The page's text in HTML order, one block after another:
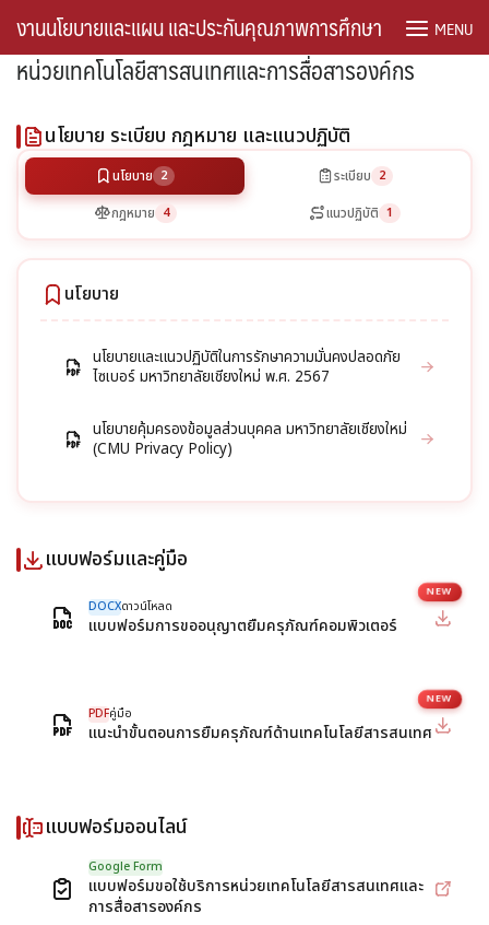
content
register
คู่มือ/เกณฑ์/ระเบียบ
ติดต่อเรา
บุคคลากร
หน่วยเทคโนโลยีสารสนเทศและการสื่อสารองค์กร
แผน
แผนยุทธศาสตร์
โครงสร้าง
งานนโยบายและแผน และประกันคุณภาพการศึกษา MENU
หน่วยเทคโนโลยีสารสนเทศและการสื่อสารองค์กร
นโยบาย ระเบียบ กฎหมาย และแนวปฏิบัติ
นโยบาย 2 ระเบียบ 2
กฎหมาย 4 แนวปฏิบัติ 1
นโยบาย
นโยบายและแนวปฏิบัติในการรักษาความมั่นคงปลอดภัย
ไซเบอร์ มหาวิทยาลัยเชียงใหม่ พ.ศ. 2567
นโยบายคุ้มครองข้อมูลส่วนบุคคล มหาวิทยาลัยเชียงใหม่
(CMU Privacy Policy)
แบบฟอร์มและคู่มือ
DOCXดาวน์โหลด
แบบฟอร์มการขออนุญาตยืมครุภัณฑ์คอมพิวเตอร์
PDFคู่มือ
แนะนำขั้นตอนการยืมครุภัณฑ์ด้านเทคโนโลยีสารสนเทศ
แบบฟอร์มออนไลน์
Google Form
แบบฟอร์มขอใช้บริการหน่วยเทคโนโลยีสารสนเทศและ
การสื่อสารองค์กร